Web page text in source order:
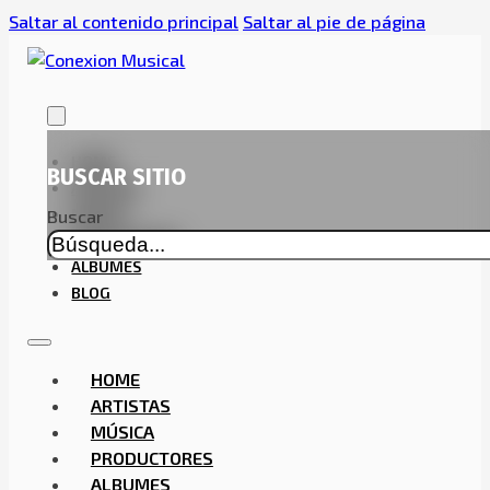
Saltar al contenido principal Saltar al pie de página
BUSCAR SITIO
Buscar
ARTISTAS
MÚSICA
PRODUCTORES
ALBUMES
BLOG
HOME
ARTISTAS
MÚSICA
PRODUCTORES
ALBUMES